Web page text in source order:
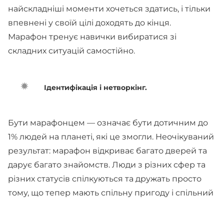
найскладніші моменти хочеться здатись, і тільки
впевнені у своїй цілі доходять до кінця.
Марафон тренує навички вибиратися зі
складних ситуацій самостійно.
Ідентифікація і нетворкінг.
Бути марафонцем — означає бути дотичним до
1% людей на планеті, які це змогли. Неочікуваний
результат: марафон відкриває багато дверей та
дарує багато знайомств. Люди з різних сфер та
різних статусів спілкуються та дружать просто
тому, що тепер мають спільну пригоду і спільний